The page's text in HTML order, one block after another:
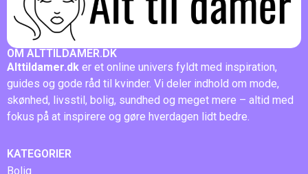
OM ALTTILDAMER.DK
Alttildamer.dk er et online univers fyldt med inspiration,
guides og gode råd til kvinder. Vi deler indhold om mode,
skønhed, livsstil, bolig, sundhed og meget mere – altid med
fokus på at inspirere og gøre hverdagen lidt bedre.
KATEGORIER
Bolig